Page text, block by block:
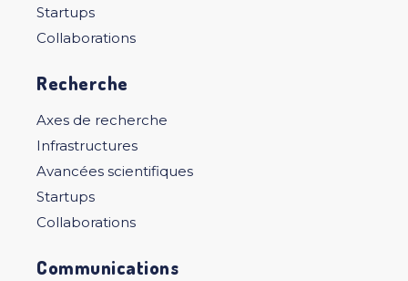
Startups
Collaborations
Recherche
Axes de recherche
Infrastructures
Avancées scientifiques
Startups
Collaborations
Communications